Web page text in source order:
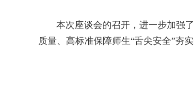
本次座谈会的召开，进一步加强
质量、高标准保障师生“舌尖安全”夯实